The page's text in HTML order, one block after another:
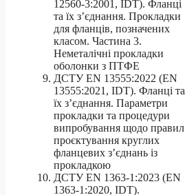
12560-3:2001, IDT). Фланці
та їх з’єднання. Прокладки
для фланців, позначених
класом. Частина 3.
Неметалічні прокладки
оболонки з ПТФЕ
ДСТУ EN 13555:2022 (EN
13555:2021, IDT). Фланці та
їх з’єднання. Параметри
прокладки та процедури
випробування щодо правил
проєктування круглих
фланцевих з’єднань із
прокладкою
ДСТУ EN 1363-1:2023 (EN
1363-1:2020, IDT).